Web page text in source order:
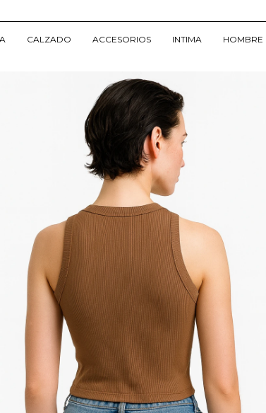
CALZADO ACCESORIOS INTIMA HOMBRE